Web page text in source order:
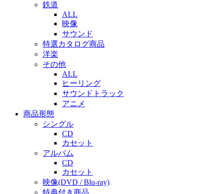
鉄道
ALL
映像
サウンド
特選カタログ商品
洋楽
その他
ALL
ヒーリング
サウンドトラック
アニメ
商品形態
シングル
CD
カセット
アルバム
CD
カセット
映像(DVD / Blu-ray)
特典付き商品